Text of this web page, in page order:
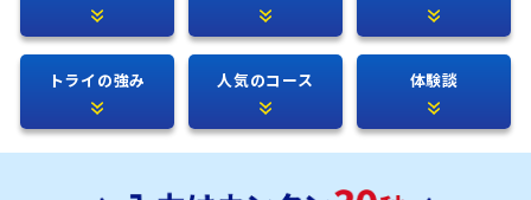
トライの強み 人気のコース 体験談